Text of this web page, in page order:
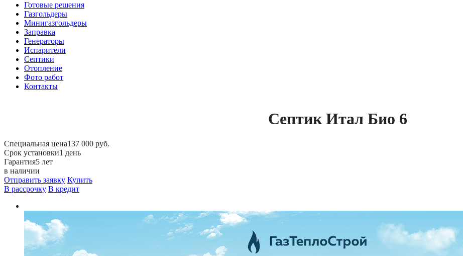
Готовые решения
Газгольдеры
Минигазгольдеры
Заправка
Генераторы
Испарители
Септики
Отопление
Фото работ
Контакты
Септик Итал Био 6
Специальная цена137 000 руб.
Срок установки1 день
Гарантия5 лет
в наличии
Отправить заявку Купить
В рассрочку В кредит